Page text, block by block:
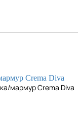
мармур Crema Diva